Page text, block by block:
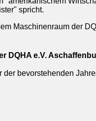
spricht.
Maschinenraum der
DQHA e.V.
bevorstehenden